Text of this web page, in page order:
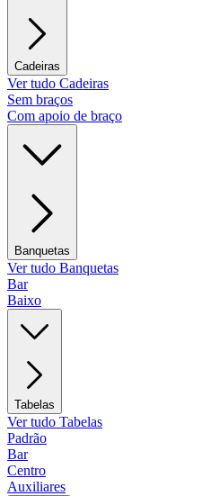
Cadeiras
Ver tudo Cadeiras
Sem braços
Com apoio de braço
Banquetas
Ver tudo Banquetas
Bar
Baixo
Tabelas
Ver tudo Tabelas
Padrão
Bar
Centro
Auxiliares